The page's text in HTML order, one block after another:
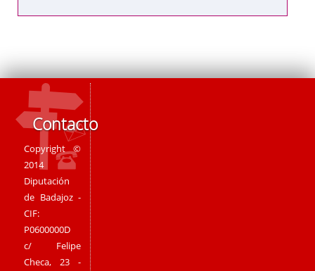
Contacto
Copyright ©
2014
Diputación
de Badajoz -
CIF:
P0600000D
c/ Felipe
Checa, 23 -